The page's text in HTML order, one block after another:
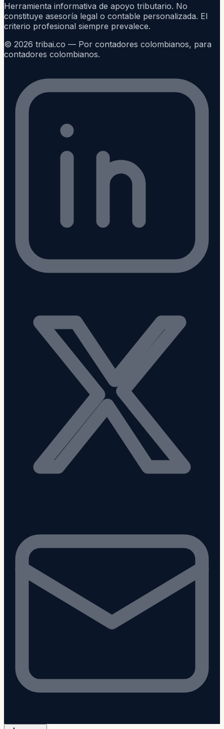
Herramienta informativa de apoyo tributario. No
constituye asesoría legal o contable personalizada. El
criterio profesional siempre prevalece.
© 2026 tribai.co — Por contadores colombianos, para
contadores colombianos.